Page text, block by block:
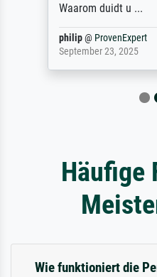
Waarom duidt u ...
philip@ ProvenExpert
September 23, 2025
Häufige
Wie funktioniert die